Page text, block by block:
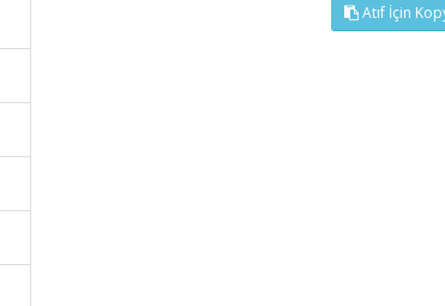
Atıf İçin